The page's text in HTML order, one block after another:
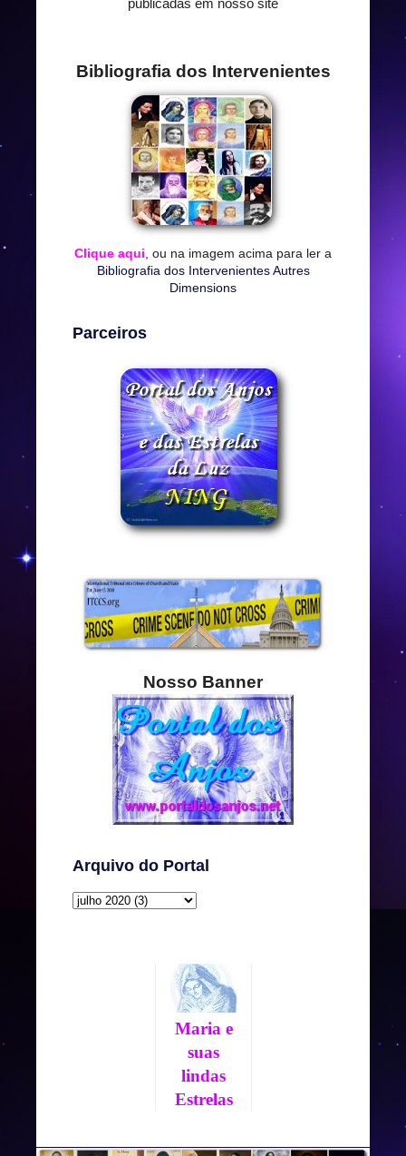
publicadas em nosso site
Bibliografia dos Intervenientes
Clique aqui , ou na imagem acima para ler a
Bibliografia dos Intervenientes Autres
Dimensions
Parceiros
Nosso Banner
Arquivo do Portal
Maria e
suas
lindas
Estrelas